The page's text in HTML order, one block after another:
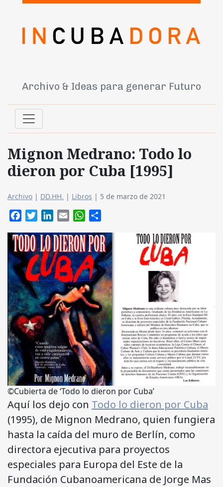
Archivo & Ideas para generar Futuro
Mignon Medrano: Todo lo
dieron por Cuba [1995]
Archivo | DD.HH. | Libros | 5 de marzo de 2021
FacebookTwitterLinkedIn
Email WhatsApp
©Cubierta de ‘Todo lo dieron por Cuba’
Aquí los dejo con Todo lo dieron por Cuba
(1995), de Mignon Medrano, quien fungiera
hasta la caída del muro de Berlín, como
directora ejecutiva para proyectos
especiales para Europa del Este de la
Fundación Cubanoamericana de Jorge Mas